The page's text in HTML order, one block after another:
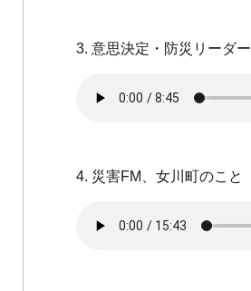
3. 意思決定・防災リーダー
4. 災害FM、女川町のこと